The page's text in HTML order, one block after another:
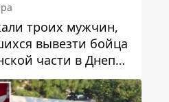
троих мужчин,
вывезти бойца
части в Днепр
долларов: среди
врач